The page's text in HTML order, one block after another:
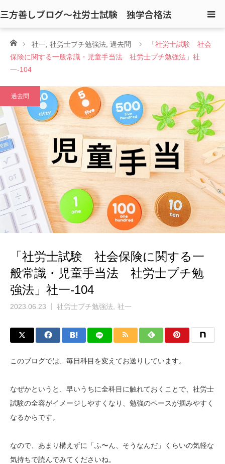
三方善しブログ〜社労士試験 独学合格法
ホーム社一 社労士プチ勉強法 過去問
「社労士試験 社会
保険に関する一般常識・児童手当法 社労士プチ勉強法」社
一-104
過去問
「社労士試験 社会保険に関する一
般常識・児童手当法 社労士プチ勉
強法」社一-104
2023.06.23 社労士プチ勉強法 社一
このブログでは、毎日科目を変えてお送りしています。
なぜかというと、早いうちに全科目に触れておくことで、社労士
試験の全容がイメージしやすくなり、勉強のペースが掴みやすく
なるからです。
なので、あまり構えずに「ふ〜ん、そうなんだ」くらいの気軽な
気持ちで読んでみてくださいね。